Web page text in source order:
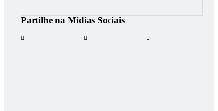
Partilhe na Mídias Sociais